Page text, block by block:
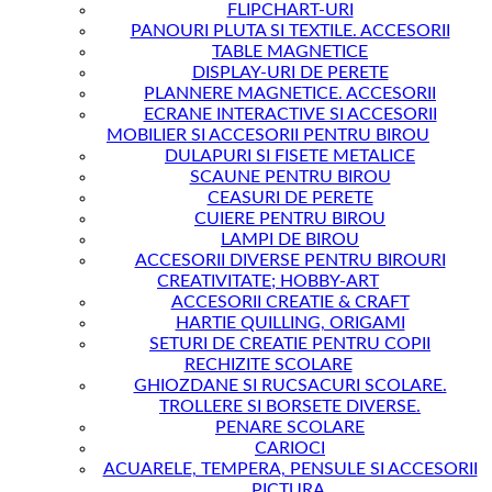
FLIPCHART-URI
PANOURI PLUTA SI TEXTILE. ACCESORII
TABLE MAGNETICE
DISPLAY-URI DE PERETE
PLANNERE MAGNETICE. ACCESORII
ECRANE INTERACTIVE SI ACCESORII
MOBILIER SI ACCESORII PENTRU BIROU
DULAPURI SI FISETE METALICE
SCAUNE PENTRU BIROU
CEASURI DE PERETE
CUIERE PENTRU BIROU
LAMPI DE BIROU
ACCESORII DIVERSE PENTRU BIROURI
CREATIVITATE; HOBBY-ART
ACCESORII CREATIE & CRAFT
HARTIE QUILLING, ORIGAMI
SETURI DE CREATIE PENTRU COPII
RECHIZITE SCOLARE
GHIOZDANE SI RUCSACURI SCOLARE.
TROLLERE SI BORSETE DIVERSE.
PENARE SCOLARE
CARIOCI
ACUARELE, TEMPERA, PENSULE SI ACCESORII